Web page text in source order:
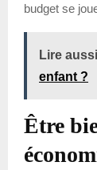
budget se
Lire
enfant ?
Être